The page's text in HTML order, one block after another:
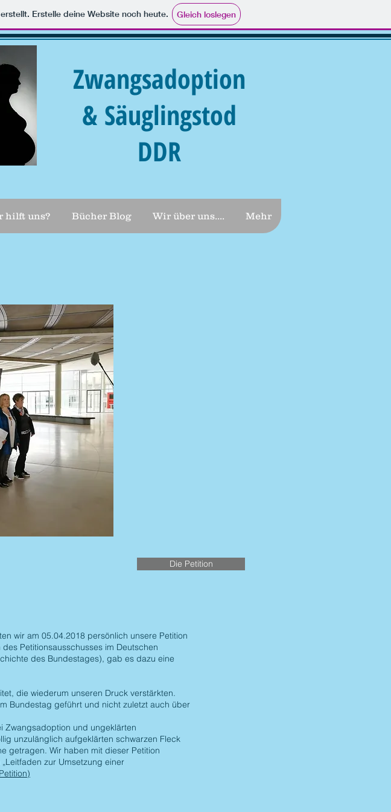
erstellt. Erstelle deine Website noch heute. Gleich loslegen
Zwangsadoption
& Säuglingstod
DDR
hilft uns? Bücher Blog Wir über uns.... Mehr
Die Petition
wir am 05.04.2018 persönlich unsere Petition
Petitionsausschusses im Deutschen
des Bundestages), gab es dazu eine
die wiederum unseren Druck verstärkten.
Bundestag geführt und nicht zuletzt auch über
Zwangsadoption und ungeklärten
unzulänglich aufgeklärten schwarzen Fleck
getragen. Wir haben mit dieser Petition
zur Umsetzung einer